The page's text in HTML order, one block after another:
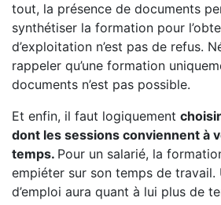
tout, la présence de documents
synthétiser la formation pour
d’exploitation n’est pas de refus.
rappeler qu’une formation
documents n’est pas possible.
Et enfin, il faut logiquement
dont les sessions conviennent à
temps. Pour un salarié, la
empiéter sur son temps de travail.
d’emploi aura quant à lui plus de